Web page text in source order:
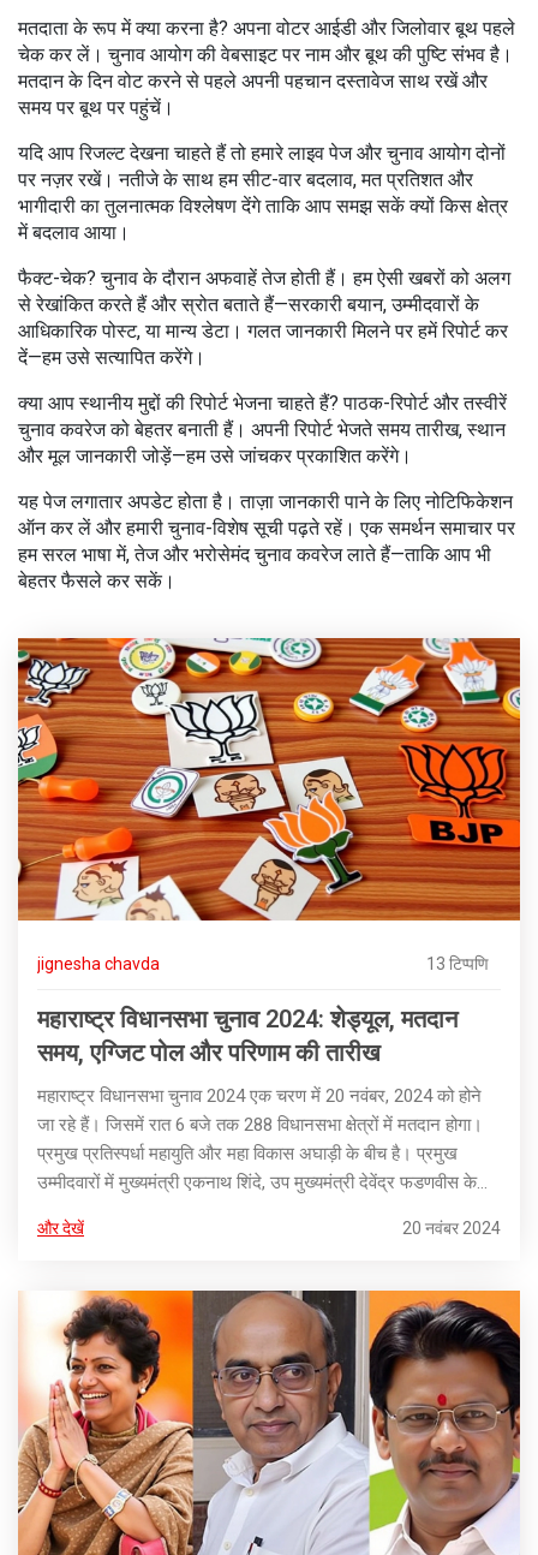
मतदाता के रूप में क्या करना है? अपना वोटर आईडी और जिलोवार बूथ पहले
चेक कर लें। चुनाव आयोग की वेबसाइट पर नाम और बूथ की पुष्टि संभव है।
मतदान के दिन वोट करने से पहले अपनी पहचान दस्तावेज साथ रखें और
समय पर बूथ पर पहुंचें।
यदि आप रिजल्ट देखना चाहते हैं तो हमारे लाइव पेज और चुनाव आयोग दोनों
पर नज़र रखें। नतीजे के साथ हम सीट-वार बदलाव, मत प्रतिशत और
भागीदारी का तुलनात्मक विश्लेषण देंगे ताकि आप समझ सकें क्यों किस क्षेत्र
में बदलाव आया।
फैक्ट-चेक? चुनाव के दौरान अफवाहें तेज होती हैं। हम ऐसी खबरों को अलग
से रेखांकित करते हैं और स्रोत बताते हैं—सरकारी बयान, उम्मीदवारों के
आधिकारिक पोस्ट, या मान्य डेटा। गलत जानकारी मिलने पर हमें रिपोर्ट कर
दें—हम उसे सत्यापित करेंगे।
क्या आप स्थानीय मुद्दों की रिपोर्ट भेजना चाहते हैं? पाठक-रिपोर्ट और तस्वीरें
चुनाव कवरेज को बेहतर बनाती हैं। अपनी रिपोर्ट भेजते समय तारीख, स्थान
और मूल जानकारी जोड़ें—हम उसे जांचकर प्रकाशित करेंगे।
यह पेज लगातार अपडेट होता है। ताज़ा जानकारी पाने के लिए नोटिफिकेशन
ऑन कर लें और हमारी चुनाव-विशेष सूची पढ़ते रहें। एक समर्थन समाचार पर
हम सरल भाषा में, तेज और भरोसेमंद चुनाव कवरेज लाते हैं—ताकि आप भी
बेहतर फैसले कर सकें।
jignesha chavda 13 टिप्पणि
महाराष्ट्र विधानसभा चुनाव 2024: शेड्यूल, मतदान
समय, एग्जिट पोल और परिणाम की तारीख
महाराष्ट्र विधानसभा चुनाव 2024 एक चरण में 20 नवंबर, 2024 को होने
जा रहे हैं। जिसमें रात 6 बजे तक 288 विधानसभा क्षेत्रों में मतदान होगा।
प्रमुख प्रतिस्पर्धा महायुति और महा विकास अघाड़ी के बीच है। प्रमुख
उम्मीदवारों में मुख्यमंत्री एकनाथ शिंदे, उप मुख्यमंत्री देवेंद्र फडणवीस के
और देखें 20 नवंबर 2024